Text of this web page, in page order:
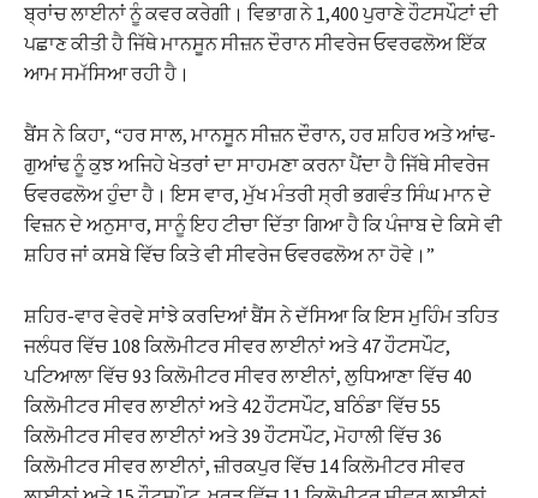
ਬ੍ਰਾਂਚ ਲਾਈਨਾਂ ਨੂੰ ਕਵਰ ਕਰੇਗੀ। ਵਿਭਾਗ ਨੇ 1,400 ਪੁਰਾਣੇ ਹੌਟਸਪੌਟਾਂ ਦੀ
ਪਛਾਣ ਕੀਤੀ ਹੈ ਜਿੱਥੇ ਮਾਨਸੂਨ ਸੀਜ਼ਨ ਦੌਰਾਨ ਸੀਵਰੇਜ ਓਵਰਫਲੋਅ ਇੱਕ
ਆਮ ਸਮੱਸਿਆ ਰਹੀ ਹੈ।
ਬੈਂਸ ਨੇ ਕਿਹਾ, “ਹਰ ਸਾਲ, ਮਾਨਸੂਨ ਸੀਜ਼ਨ ਦੌਰਾਨ, ਹਰ ਸ਼ਹਿਰ ਅਤੇ ਆਂਢ-
ਗੁਆਂਢ ਨੂੰ ਕੁਝ ਅਜਿਹੇ ਖੇਤਰਾਂ ਦਾ ਸਾਹਮਣਾ ਕਰਨਾ ਪੈਂਦਾ ਹੈ ਜਿੱਥੇ ਸੀਵਰੇਜ
ਓਵਰਫਲੋਅ ਹੁੰਦਾ ਹੈ। ਇਸ ਵਾਰ, ਮੁੱਖ ਮੰਤਰੀ ਸ੍ਰੀ ਭਗਵੰਤ ਸਿੰਘ ਮਾਨ ਦੇ
ਵਿਜ਼ਨ ਦੇ ਅਨੁਸਾਰ, ਸਾਨੂੰ ਇਹ ਟੀਚਾ ਦਿੱਤਾ ਗਿਆ ਹੈ ਕਿ ਪੰਜਾਬ ਦੇ ਕਿਸੇ ਵੀ
ਸ਼ਹਿਰ ਜਾਂ ਕਸਬੇ ਵਿੱਚ ਕਿਤੇ ਵੀ ਸੀਵਰੇਜ ਓਵਰਫਲੋਅ ਨਾ ਹੋਵੇ।”
ਸ਼ਹਿਰ-ਵਾਰ ਵੇਰਵੇ ਸਾਂਝੇ ਕਰਦਿਆਂ ਬੈਂਸ ਨੇ ਦੱਸਿਆ ਕਿ ਇਸ ਮੁਹਿੰਮ ਤਹਿਤ
ਜਲੰਧਰ ਵਿੱਚ 108 ਕਿਲੋਮੀਟਰ ਸੀਵਰ ਲਾਈਨਾਂ ਅਤੇ 47 ਹੌਟਸਪੌਟ,
ਪਟਿਆਲਾ ਵਿੱਚ 93 ਕਿਲੋਮੀਟਰ ਸੀਵਰ ਲਾਈਨਾਂ, ਲੁਧਿਆਣਾ ਵਿੱਚ 40
ਕਿਲੋਮੀਟਰ ਸੀਵਰ ਲਾਈਨਾਂ ਅਤੇ 42 ਹੌਟਸਪੌਟ, ਬਠਿੰਡਾ ਵਿੱਚ 55
ਕਿਲੋਮੀਟਰ ਸੀਵਰ ਲਾਈਨਾਂ ਅਤੇ 39 ਹੌਟਸਪੌਟ, ਮੋਹਾਲੀ ਵਿੱਚ 36
ਕਿਲੋਮੀਟਰ ਸੀਵਰ ਲਾਈਨਾਂ, ਜ਼ੀਰਕਪੁਰ ਵਿੱਚ 14 ਕਿਲੋਮੀਟਰ ਸੀਵਰ